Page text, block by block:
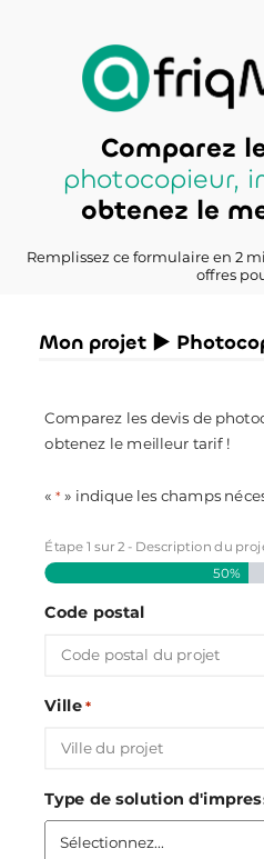
Comparez
photocopieur,
obtenez le
Remplissez ce formulaire en 2
offres
Mon projet ►
Comparez les devis de
obtenez le meilleur tarif !
«* » indique les champs
Étape1 sur2 - Description du
50%
Code postal
Ville *
Type de solution